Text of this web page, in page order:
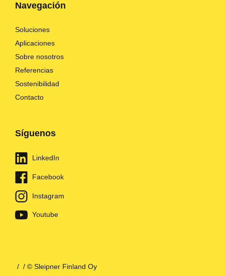
Navegación
Soluciones
Aplicaciones
Sobre nosotros
Referencias
Sostenibilidad
Contacto
Síguenos
LinkedIn
Facebook
Instagram
Youtube
/ / © Sleipner Finland Oy